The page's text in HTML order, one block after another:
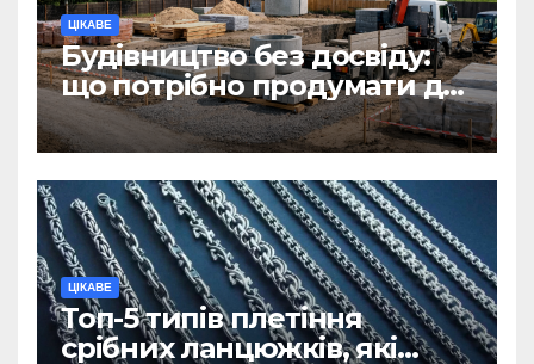
ЦІКАВЕ
Будівництво без досвіду:
що потрібно продумати до
першої доставки на
ділянку
ЦІКАВЕ
Топ-5 типів плетіння
срібних ланцюжків, які